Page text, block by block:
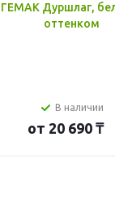
ГЕМАК Дуршлаг,
оттенком
В наличии
от 20 690 ₸